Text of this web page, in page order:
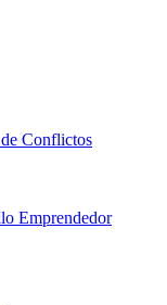
Conflictos
Emprendedor